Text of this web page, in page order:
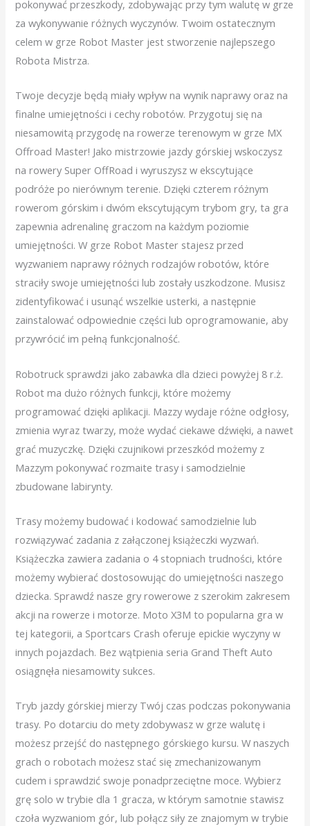
pokonywać przeszkody, zdobywając przy tym walutę w grze
za wykonywanie różnych wyczynów. Twoim ostatecznym
celem w grze Robot Master jest stworzenie najlepszego
Robota Mistrza.
Twoje decyzje będą miały wpływ na wynik naprawy oraz na
finalne umiejętności i cechy robotów. Przygotuj się na
niesamowitą przygodę na rowerze terenowym w grze MX
Offroad Master! Jako mistrzowie jazdy górskiej wskoczysz
na rowery Super OffRoad i wyruszysz w ekscytujące
podróże po nierównym terenie. Dzięki czterem różnym
rowerom górskim i dwóm ekscytującym trybom gry, ta gra
zapewnia adrenalinę graczom na każdym poziomie
umiejętności. W grze Robot Master stajesz przed
wyzwaniem naprawy różnych rodzajów robotów, które
straciły swoje umiejętności lub zostały uszkodzone. Musisz
zidentyfikować i usunąć wszelkie usterki, a następnie
zainstalować odpowiednie części lub oprogramowanie, aby
przywrócić im pełną funkcjonalność.
Robotruck sprawdzi jako zabawka dla dzieci powyżej 8 r.ż.
Robot ma dużo różnych funkcji, które możemy
programować dzięki aplikacji. Mazzy wydaje różne odgłosy,
zmienia wyraz twarzy, może wydać ciekawe dźwięki, a nawet
grać muzyczkę. Dzięki czujnikowi przeszkód możemy z
Mazzym pokonywać rozmaite trasy i samodzielnie
zbudowane labirynty.
Trasy możemy budować i kodować samodzielnie lub
rozwiązywać zadania z załączonej książeczki wyzwań.
Książeczka zawiera zadania o 4 stopniach trudności, które
możemy wybierać dostosowując do umiejętności naszego
dziecka. Sprawdź nasze gry rowerowe z szerokim zakresem
akcji na rowerze i motorze. Moto X3M to popularna gra w
tej kategorii, a Sportcars Crash oferuje epickie wyczyny w
innych pojazdach. Bez wątpienia seria Grand Theft Auto
osiągnęła niesamowity sukces.
Tryb jazdy górskiej mierzy Twój czas podczas pokonywania
trasy. Po dotarciu do mety zdobywasz w grze walutę i
możesz przejść do następnego górskiego kursu. W naszych
grach o robotach możesz stać się zmechanizowanym
cudem i sprawdzić swoje ponadprzeciętne moce. Wybierz
grę solo w trybie dla 1 gracza, w którym samotnie stawisz
czoła wyzwaniom gór, lub połącz siły ze znajomym w trybie